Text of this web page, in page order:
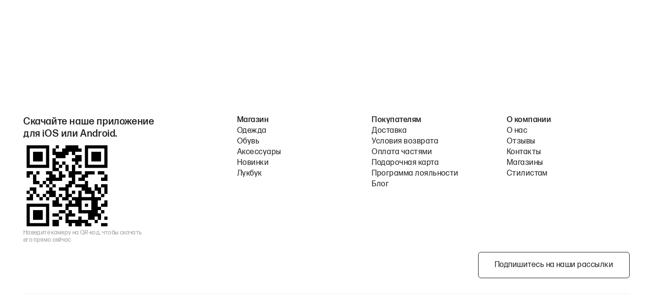
Скачайте наше приложение
для iOS или Android.
Наведите камеру на QR-код, чтобы скачать
его прямо сейчас
Магазин
Одежда
Обувь
Аксессуары
Новинки
Лукбук
Покупателям
Доставка
Условия возврата
Оплата частями
Подарочная карта
Программа лояльности
Блог
О компании
О нас
Отзывы
Контакты
Магазины
Стилистам
Подпишитесь на наши рассылки